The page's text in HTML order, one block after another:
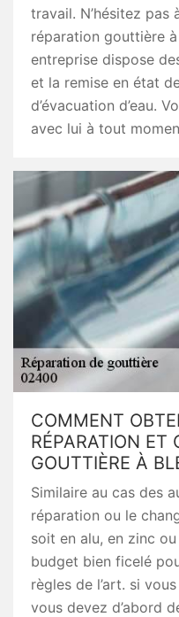
travail. N’hésitez
réparation gouttière
entreprise dispose
et la remise en état
d’évacuation d’eau.
avec lui à tout
COMMENT
RÉPARATION ET
GOUTTIÈRE À
Similaire au cas des
réparation ou le
soit en alu, en zinc
budget bien ficelé
règles de l’art. si
vous devez d’abord